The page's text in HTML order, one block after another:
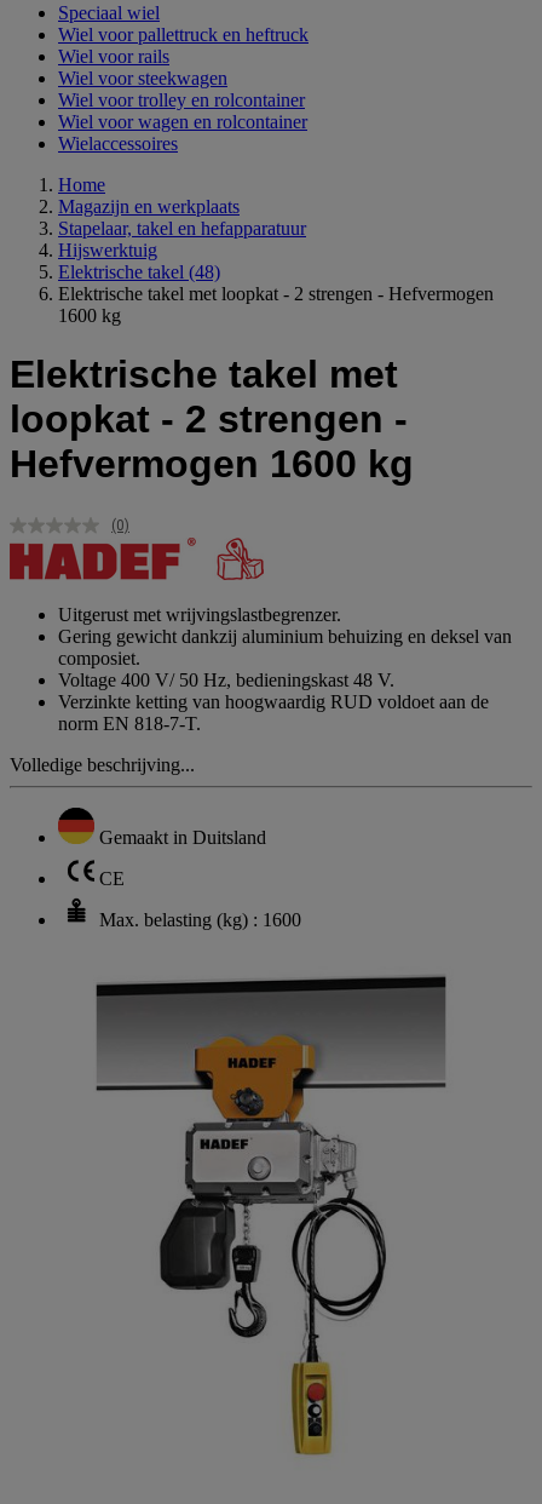
Speciaal wiel
Wiel voor pallettruck en heftruck
Wiel voor rails
Wiel voor steekwagen
Wiel voor trolley en rolcontainer
Wiel voor wagen en rolcontainer
Wielaccessoires
Home
Magazijn en werkplaats
Stapelaar, takel en hefapparatuur
Hijswerktuig
Elektrische takel (48)
Elektrische takel met loopkat - 2 strengen - Hefvermogen
1600 kg
Elektrische takel met
loopkat - 2 strengen -
Hefvermogen 1600 kg
Geen
scorewaarde.
Dezelfde
(0)
Uitgerust met wrijvingslastbegrenzer.
Gering gewicht dankzij aluminium behuizing en deksel van
composiet.
Voltage 400 V/ 50 Hz, bedieningskast 48 V.
Verzinkte ketting van hoogwaardig RUD voldoet aan de
norm EN 818-7-T.
Volledige beschrijving...
Gemaakt in Duitsland
CE
Max. belasting (kg) : 1600